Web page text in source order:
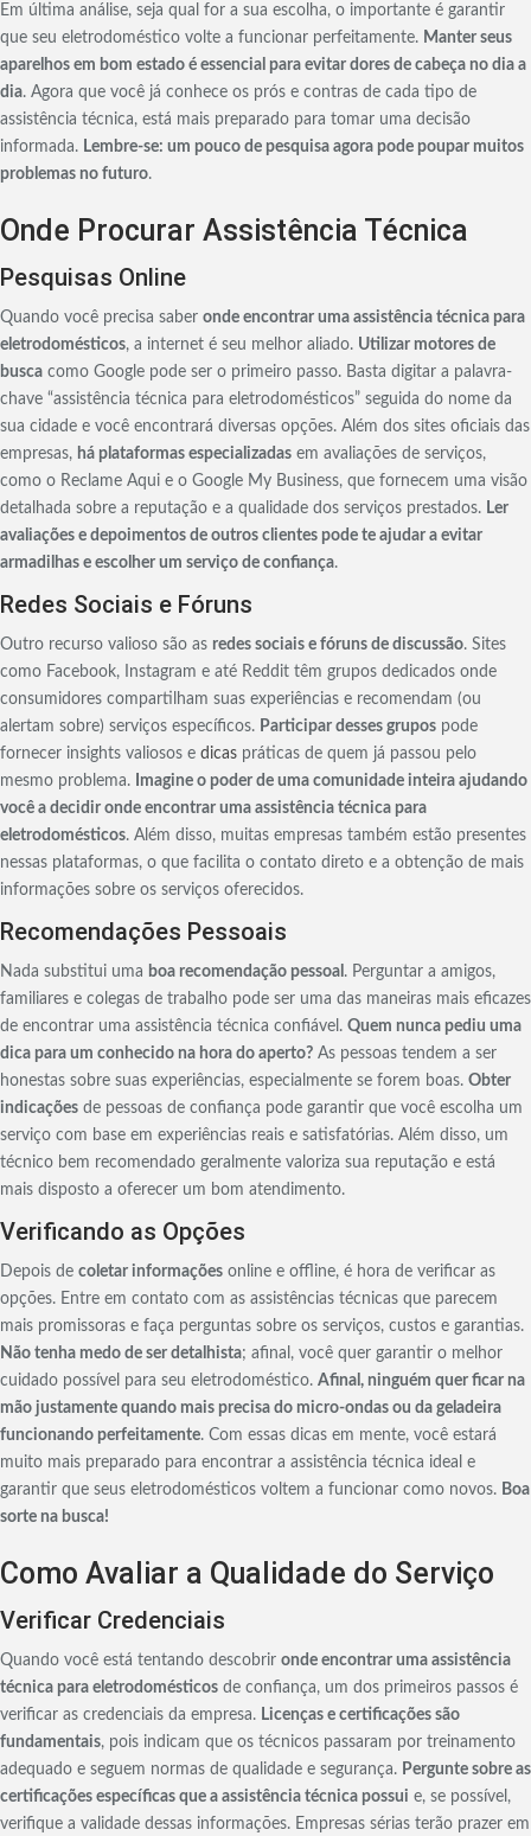
Em última análise, seja qual for a sua escolha, o importante é garantir
que seu eletrodoméstico volte a funcionar perfeitamente. Manter seus
aparelhos em bom estado é essencial para evitar dores de cabeça no dia a
dia. Agora que você já conhece os prós e contras de cada tipo de
assistência técnica, está mais preparado para tomar uma decisão
informada. Lembre-se: um pouco de pesquisa agora pode poupar muitos
problemas no futuro.
Onde Procurar Assistência Técnica
Pesquisas Online
Quando você precisa saber onde encontrar uma assistência técnica para
eletrodomésticos, a internet é seu melhor aliado. Utilizar motores de
busca como Google pode ser o primeiro passo. Basta digitar a palavra-
chave “assistência técnica para eletrodomésticos” seguida do nome da
sua cidade e você encontrará diversas opções. Além dos sites oficiais das
empresas, há plataformas especializadas em avaliações de serviços,
como o Reclame Aqui e o Google My Business, que fornecem uma visão
detalhada sobre a reputação e a qualidade dos serviços prestados. Ler
avaliações e depoimentos de outros clientes pode te ajudar a evitar
armadilhas e escolher um serviço de confiança.
Redes Sociais e Fóruns
Outro recurso valioso são as redes sociais e fóruns de discussão. Sites
como Facebook, Instagram e até Reddit têm grupos dedicados onde
consumidores compartilham suas experiências e recomendam (ou
alertam sobre) serviços específicos. Participar desses grupos pode
fornecer insights valiosos e dicas práticas de quem já passou pelo
mesmo problema.
Imagine o poder de uma comunidade inteira ajudando
você a decidir onde encontrar uma assistência técnica para
eletrodomésticos. Além disso, muitas empresas também estão presentes
nessas plataformas, o que facilita o contato direto e a obtenção de mais
informações sobre os serviços oferecidos.
Recomendações Pessoais
Nada substitui uma boa recomendação pessoal . Perguntar a amigos,
familiares e colegas de trabalho pode ser uma das maneiras mais eficazes
de encontrar uma assistência técnica confiável. Quem nunca pediu uma
dica para um conhecido na hora do aperto? As pessoas tendem a ser
honestas sobre suas experiências, especialmente se forem boas. Obter
indicações de pessoas de confiança pode garantir que você escolha um
serviço com base em experiências reais e satisfatórias. Além disso, um
técnico bem recomendado geralmente valoriza sua reputação e está
mais disposto a oferecer um bom atendimento.
Verificando as Opções
Depois de coletar informações online e offline, é hora de verificar as
opções. Entre em contato com as assistências técnicas que parecem
mais promissoras e faça perguntas sobre os serviços, custos e garantias.
Não tenha medo de ser detalhista; afinal, você quer garantir o melhor
cuidado possível para seu eletrodoméstico. Afinal, ninguém quer ficar na
mão justamente quando mais precisa do micro-ondas ou da geladeira
funcionando perfeitamente. Com essas dicas em mente, você estará
muito mais preparado para encontrar a assistência técnica ideal e
garantir que seus eletrodomésticos voltem a funcionar como novos. Boa
sorte na busca!
Como Avaliar a Qualidade do Serviço
Verificar Credenciais
Quando você está tentando descobrir onde encontrar uma assistência
técnica para eletrodomésticos de confiança, um dos primeiros passos é
verificar as credenciais da empresa. Licenças e certificações são
fundamentais, pois indicam que os técnicos passaram por treinamento
adequado e seguem normas de qualidade e segurança. Pergunte sobre as
certificações específicas que a assistência técnica possui e, se possível,
verifique a validade dessas informações. Empresas sérias terão prazer em